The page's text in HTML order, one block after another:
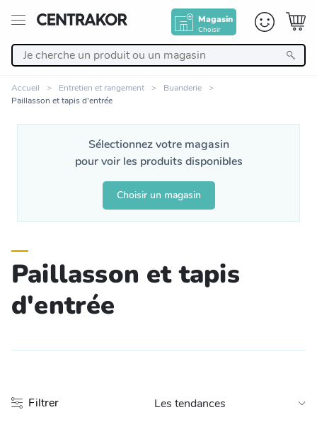
Magasin
Choisir
Décoration
Linge de maison
Cuisine et art de la table
Salle de bain et beauté
Animalerie
Accueil Entretien et rangement
Buanderie
Paillasson et tapis d'entrée
Sélectionnez votre magasin
pour voir les produits disponibles
Choisir un magasin
Paillasson et tapis
d'entrée
Filtrer